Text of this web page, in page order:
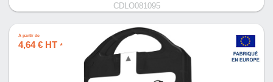
CDLO081095
À partir de
4,64 € HT *